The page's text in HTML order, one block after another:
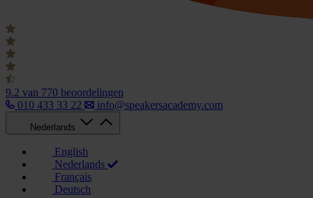
9.2 van 770 beoordelingen
010 433 33 22
info@speakersacademy.com
Nederlands
English
Nederlands
Français
Deutsch